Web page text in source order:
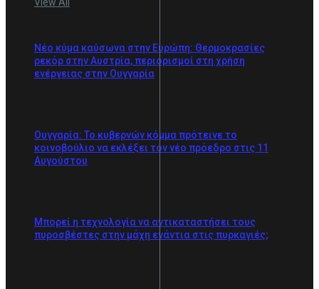
Νέο κύμα καύσωνα στην Ευρώπη: Θερμοκρασίες
ρεκόρ στην Αυστρία, περιορισμοί στη χρήση
ενέργειας στην Ουγγαρία
Ουγγαρία: Το κυβερνών κόμμα πρότεινε το
κοινοβούλιο να εκλέξει τον νέο πρόεδρο στις 11
Αυγούστου
Μπορεί η τεχνολογία να αντικαταστήσει τους
πυροσβέστες στην μάχη ενάντια στις πυρκαγιές;